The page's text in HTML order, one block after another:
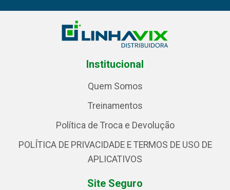
Institucional
Quem Somos
Treinamentos
Política de Troca e Devolução
POLÍTICA DE PRIVACIDADE E TERMOS DE USO DE
APLICATIVOS
Site Seguro